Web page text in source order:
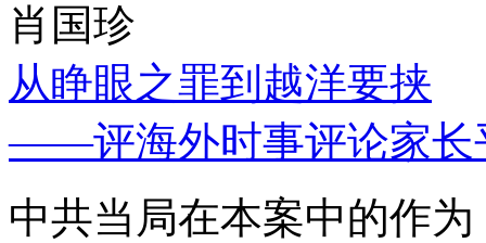
肖国珍
从睁眼之罪到越洋要挟
——评海外时事评论家长
中共当局在本案中的作